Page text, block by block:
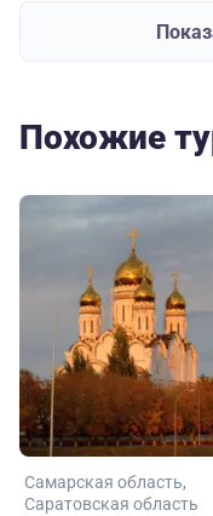
Похожие
Самарская область
Саратовская область